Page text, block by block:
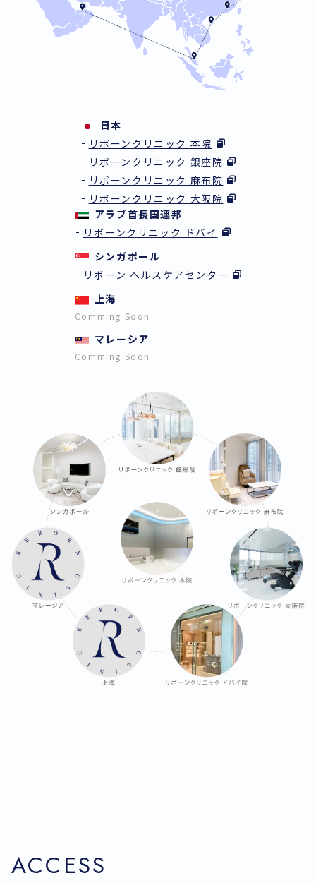
日本
リボーンクリニック 本院
リボーンクリニック 銀座院
リボーンクリニック 麻布院
リボーンクリニック 大阪院
アラブ首長国連邦
リボーンクリニック ドバイ
シンガポール
リボーン ヘルスケアセンター
上海
Comming Soon
マレーシア
Comming Soon
ACCESS